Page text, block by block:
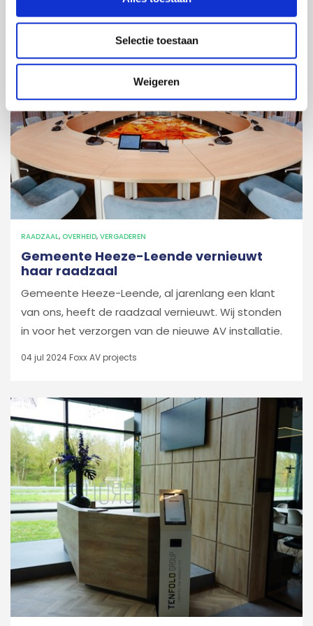
Selectie toestaan
Weigeren
RAADZAAL, OVERHEID, VERGADEREN
Gemeente Heeze-Leende vernieuwt
haar raadzaal
Gemeente Heeze-Leende, al jarenlang een klant
van ons, heeft de raadzaal vernieuwt. Wij stonden
in voor het verzorgen van de nieuwe AV installatie.
04 jul 2024Foxx AV projects